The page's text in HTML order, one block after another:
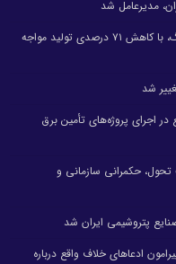
مدیرعامل شد
پتروشیمی اروند پس از اختلالات ناشی از جنگ، با کاهش ۷۱ درصدی تولید مواجه
شد
اجرای پروژه‌های تأمین برق
حکمرانی سازمانی و
پتروشیمی ایران شد
ادعاهای خلاف واقع درباره